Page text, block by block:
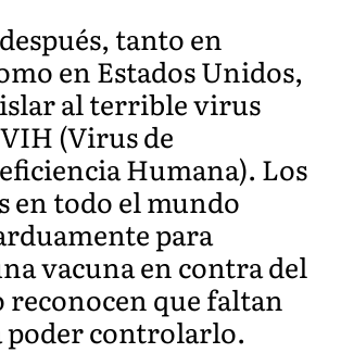
tanto en
en Estados Unidos,
al terrible virus
(Virus de
Humana). Los
en todo el mundo
para
vacuna en contra del
que faltan
poder controlarlo.